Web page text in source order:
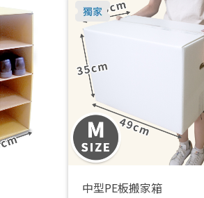
中型PE板搬家箱